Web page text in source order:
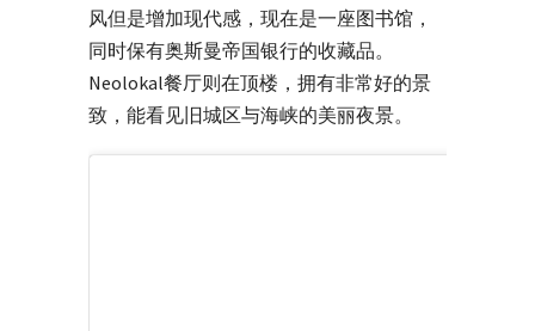
风但是增加现代感，现在是一座图书馆，
同时保有奥斯曼帝国银行的收藏品。
Neolokal餐厅则在顶楼，拥有非常好的景
致，能看见旧城区与海峡的美丽夜景。